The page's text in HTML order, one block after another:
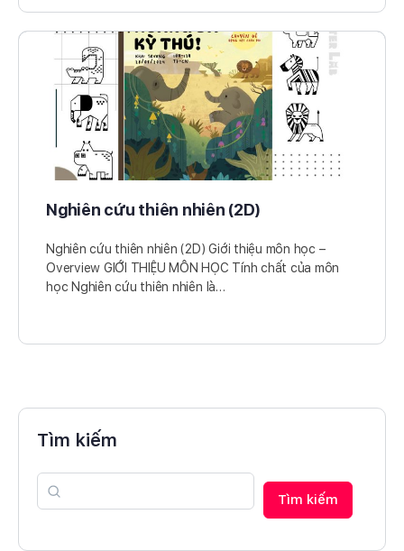
Nghiên cứu thiên nhiên (2D)
Nghiên cứu thiên nhiên (2D) Giới thiệu môn học –
Overview GIỚI THIỆU MÔN HỌC Tính chất của môn
học Nghiên cứu thiên nhiên là…
Tìm kiếm
Tìm kiếm